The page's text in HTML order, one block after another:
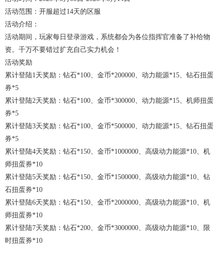
活动范围：开服超过14天的区服
活动介绍：
活动期间，玩家每日登录游戏，系统都会为各位指挥官准备了补给物
资。千万不要错过扩充自己实力机会！
活动奖励
累计登陆1天奖励：钻石*100、金币*200000、动力能源*15、钻石扭蛋
券*5
累计登陆2天奖励：钻石*100、金币*300000、动力能源*15、机师扭蛋
券*5
累计登陆3天奖励：钻石*100、金币*500000、动力能源*15、钻石扭蛋
券*5
累计登陆4天奖励：钻石*150、金币*1000000、高级动力能源*10、机
师扭蛋券*10
累计登陆5天奖励：钻石*150、金币*1500000、高级动力能源*10、钻
石扭蛋券*10
累计登陆6天奖励：钻石*150、金币*2000000、高级动力能源*10、机
师扭蛋券*10
累计登陆7天奖励：钻石*200、金币*3000000、高级动力能源*10、限
时扭蛋券*10